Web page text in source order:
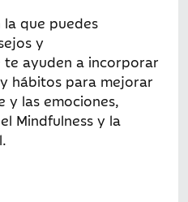
que puedes
y
te ayuden a incorporar
hábitos para mejorar
y las emociones,
Mindfulness y la